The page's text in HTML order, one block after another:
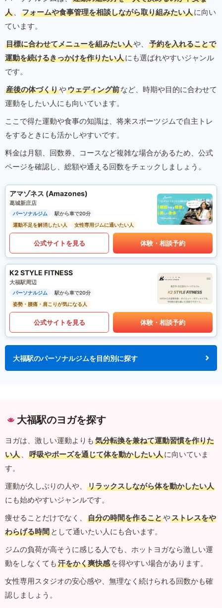
人 、 フォームや食事管理を相談しながら取り組みたい人に向い
ています。
目標に合わせてメニューを組みたい人や、
予約を入れることで
運動を続けるきっかけを作りたい人にも選ばれやすいジャンル
です。
産後の体づくりやウェディング前など、時期や目的に合わせて
運動をしたい人にも向いています。
ここで得た運動や食事の知識は、将来スポーツジムで自主トレ
をするときにも活かしやすいです。
料金は月額、回数券、コースなど複雑な場合があるため、公式
ページを確認し、総額や通える回数をチェックしましょう。
アマゾネス (Amazones)
葛城新庄店
パーソナルジム
駅から車で20分
運動不足を解消したい人
女性専用ジムに通いたい人
公式サイトを見る 体験・相談予約
K2 STYLE FITNESS
大福駅周辺
パーソナルジム
駅から車で20分
姿勢・腰痛・肩こりが気になる人
公式サイトを見る 体験・相談予約
大福駅のパーソナルジムを目的別に探す
大福駅のヨガを探す
ヨガは、激しい運動よりも 気分転換を兼ねて運動習慣を作りた
い人 、 呼吸やポーズを通じて体を動かしたい人に向いていま
す。
運動が久しぶりの人や、
リラックスしながら体を動かしたい人
にも始めやすいジャンルです。
痩せることだけでなく、
自分の時間を作ることやストレスをや
わらげる時間 として通いたい人にも合います。
ジムの負荷が高そうに感じる人でも、ホットヨガなら激しい運
動をしなくても 汗をかく爽快感 を得やすい場合があります。
女性専用スタジオの安心感や、無理なく続けられる回数かも確
認しましょう。